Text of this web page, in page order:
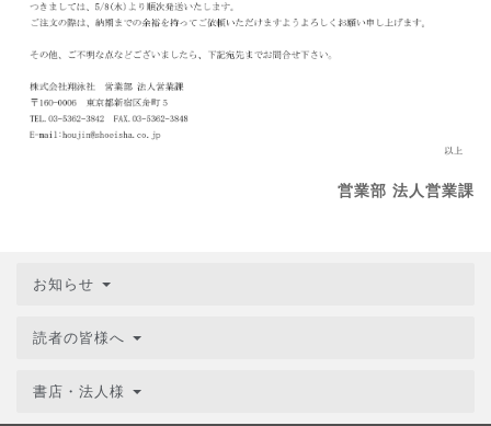
営業部 法人営業課
お知らせ
読者の皆様へ
書店・法人様